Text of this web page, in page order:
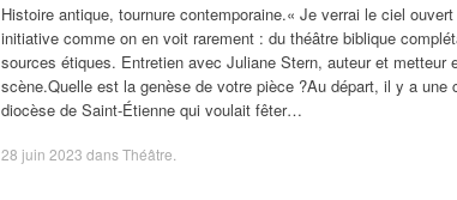
Histoire antique, tournure contemporaine.« Je verrai le ciel
initiative comme on en voit rarement : du théâtre biblique
sources étiques. Entretien avec Juliane Stern, auteur et metteur
scène.Quelle est la genèse de votre pièce ?Au départ, il y a une
diocèse de Saint-Étienne qui voulait fêter…
28 juin 2023 dansThéâtre